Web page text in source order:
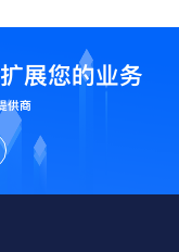
展您的业务
供商